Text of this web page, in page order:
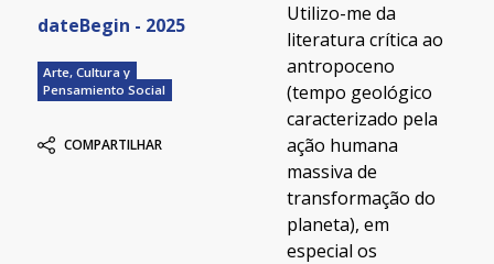
dateBegin - 2025
Arte, Cultura y
Pensamiento Social
COMPARTILHAR
Utilizo-me da
literatura crítica ao
antropoceno
(tempo geológico
caracterizado pela
ação humana
massiva de
transformação do
planeta), em
especial os